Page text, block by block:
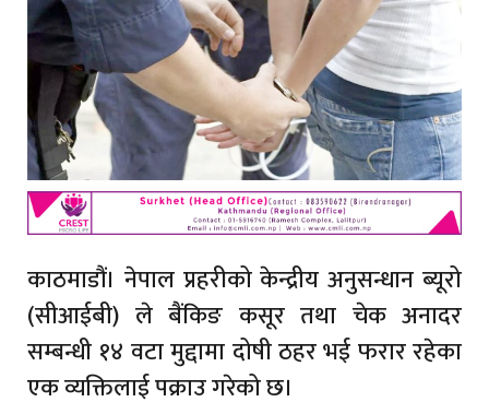
काठमाडौं। नेपाल प्रहरीको केन्द्रीय अनुसन्धान ब्यूरो
(सीआईबी) ले बैंकिङ कसूर तथा चेक अनादर
सम्बन्धी १४ वटा मुद्दामा दोषी ठहर भई फरार रहेका
एक व्यक्तिलाई पक्राउ गरेको छ।